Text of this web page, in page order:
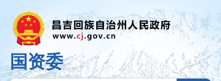
国资委